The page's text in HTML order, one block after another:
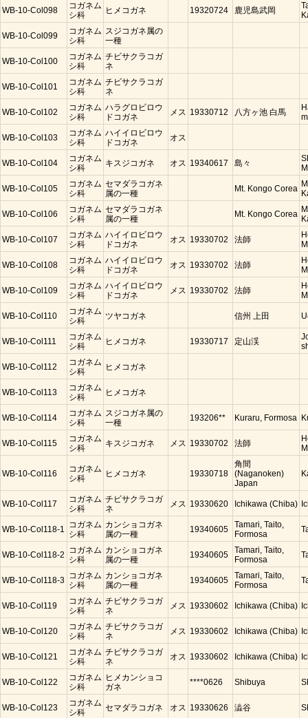
WB-10-Col098
コガネム
シ科
ヒメコガネ 19320724 鹿児島武岡
WB-10-Col099
コガネム
シ科
スジコガネ属の
一種
WB-10-Col100
コガネム
シ科
チビサクラコガ
ネ
WB-10-Col101
コガネム
シ科
チビサクラコガ
ネ
WB-10-Col102
コガネム
シ科
ハラグロビロウ
ドコガネ
メス 19330712 八方ヶ池 白馬
WB-10-Col103
コガネム
シ科
ハイイロビロウ
ドコガネ
オス
WB-10-Col104
コガネム
シ科
キスジコガネ オス 19340617 島々
WB-10-Col105
コガネム
シ科
セマダラコガネ
属の一種
Mt. Kongo Corea
WB-10-Col106
コガネム
シ科
セマダラコガネ
属の一種
Mt. Kongo Corea
WB-10-Col107
コガネム
シ科
ハイイロビロウ
ドコガネ
オス 19330702 法師
WB-10-Col108
コガネム
シ科
ハイイロビロウ
ドコガネ
オス 19330702 法師
WB-10-Col109
コガネム
シ科
ハイイロビロウ
ドコガネ
メス 19330702 法師
WB-10-Col110
コガネム
シ科
ツヤコガネ 信州 上田
WB-10-Col111
コガネム
シ科
ヒメコガネ 19330717 定山渓
WB-10-Col112
コガネム
シ科
ヒメコガネ
WB-10-Col113
コガネム
シ科
ヒメコガネ
WB-10-Col114
コガネム
シ科
スジコガネ属の
一種
193206** Kuraru, Formosa
WB-10-Col115
コガネム
シ科
キスジコガネ メス 19330702 法師
WB-10-Col116
コガネム
シ科
ヒメコガネ 19330718
角間
(Naganoken)
Japan
WB-10-Col117
コガネム
シ科
チビサクラコガ
ネ
メス 19330620 Ichikawa (Chiba)
WB-10-Col118-1 コガネム
シ科
カンショコガネ
属の一種
19340605
Tamari, Taito,
Formosa
WB-10-Col118-2 コガネム
シ科
カンショコガネ
属の一種
19340605
Tamari, Taito,
Formosa
WB-10-Col118-3 コガネム
シ科
カンショコガネ
属の一種
19340605
Tamari, Taito,
Formosa
WB-10-Col119
コガネム
シ科
チビサクラコガ
ネ
メス 19330602 Ichikawa (Chiba)
WB-10-Col120
コガネム
シ科
チビサクラコガ
ネ
メス 19330602 Ichikawa (Chiba)
WB-10-Col121
コガネム
シ科
チビサクラコガ
ネ
オス 19330602 Ichikawa (Chiba)
WB-10-Col122
コガネム
シ科
ヒメカンショコ
ガネ
****0626 Shibuya
WB-10-Col123
コガネム
シ科
セマダラコガネ オス 19330626 澁谷